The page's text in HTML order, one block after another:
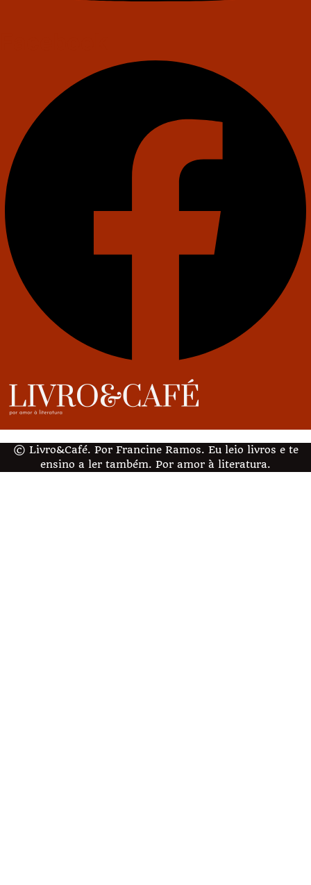
© Livro&Café. Por Francine Ramos. Eu leio livros e te
ensino a ler também. Por amor à literatura.